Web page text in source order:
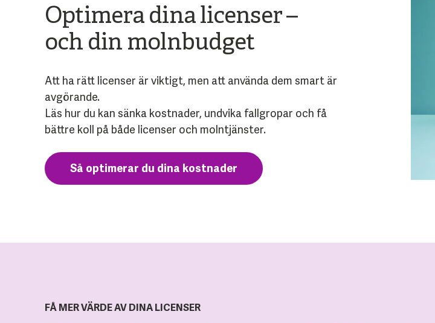
Optimera dina licenser –
och din molnbudget
Att ha rätt licenser är viktigt, men att använda dem smart är
avgörande.
Läs hur du kan sänka kostnader, undvika fallgropar och få
bättre koll på både licenser och molntjänster.
Så optimerar du dina kostnader
FÅ MER VÄRDE AV DINA LICENSER